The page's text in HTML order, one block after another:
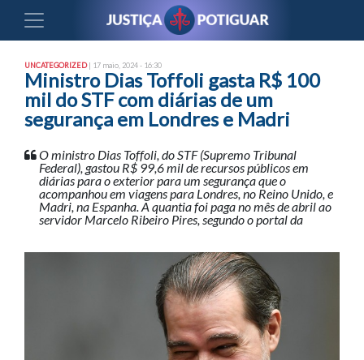
UNCATEGORIZED| 17 maio, 2024 - 16:30
Ministro Dias Toffoli gasta R$ 100
mil do STF com diárias de um
segurança em Londres e Madri
O ministro Dias Toffoli, do STF (Supremo Tribunal
Federal), gastou R$ 99,6 mil de recursos públicos em
diárias para o exterior para um segurança que o
acompanhou em viagens para Londres, no Reino Unido, e
Madri, na Espanha. A quantia foi paga no mês de abril ao
servidor Marcelo Ribeiro Pires, segundo o portal da